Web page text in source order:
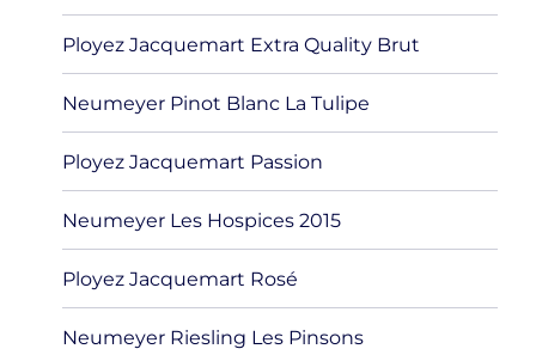
Ployez Jacquemart Extra Quality Brut
Neumeyer Pinot Blanc La Tulipe
Ployez Jacquemart Passion
Neumeyer Les Hospices 2015
Ployez Jacquemart Rosé
Neumeyer Riesling Les Pinsons